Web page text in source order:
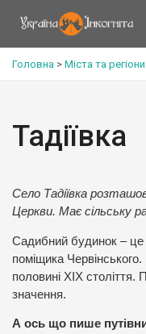
Головна > Міста та регіони
Тадіївка
Село Тадіївка
Церкви. Має сільську
Садибний будинок –
поміщика
половині ХІХ століття.
значення.
А ось що пише